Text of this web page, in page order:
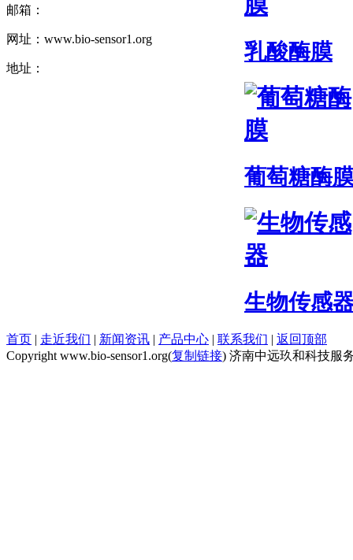
邮箱：
网址：www.bio-sensor1.org
地址：
乳酸酶膜
葡萄糖酶
生物传感
首页 | 走近我们 | 新闻资讯 | 产品中心 | 联系我们 | 返回顶部
Copyright www.bio-sensor1.org(复制链接) 济南中远玖和科技服